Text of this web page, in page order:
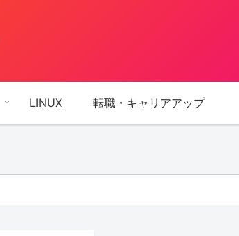
LINUX 転職・キャリアアップ